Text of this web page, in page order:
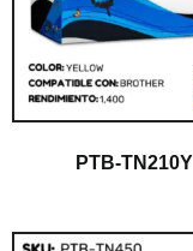
PTB-TN210Y